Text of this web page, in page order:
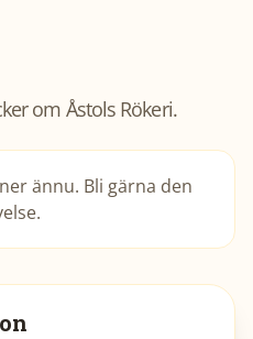
om Åstols Rökeri.
ännu. Bli gärna den